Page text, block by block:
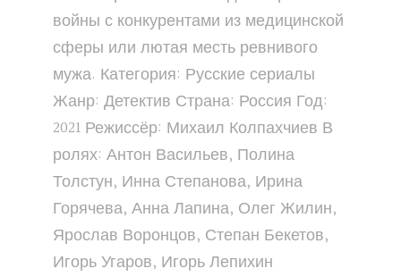
войны с конкурентами из медицинской
сферы или лютая месть ревнивого
мужа. Категория: Русские сериалы
Жанр: Детектив Страна: Россия Год:
2021 Режиссёр: Михаил Колпахчиев В
ролях: Антон Васильев, Полина
Толстун, Инна Степанова, Ирина
Горячева, Анна Лапина, Олег Жилин,
Ярослав Воронцов, Степан Бекетов,
Игорь Угаров, Игорь Лепихин